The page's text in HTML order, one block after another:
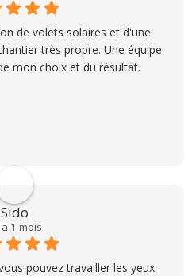
de volets solaires et d'une
très propre. Une équipe
mon choix et du résultat.
Sido
a 1 mois
pouvez travailler les yeux